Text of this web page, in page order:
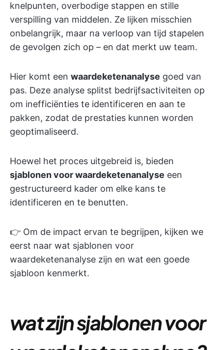
knelpunten, overbodige stappen en stille
verspilling van middelen. Ze lijken misschien
onbelangrijk, maar na verloop van tijd stapelen
de gevolgen zich op – en dat merkt uw team.
Hier komt een waardeketenanalyse goed van
pas. Deze analyse splitst bedrijfsactiviteiten op
om inefficiënties te identificeren en aan te
pakken, zodat de prestaties kunnen worden
geoptimaliseerd.
Hoewel het proces uitgebreid is, bieden
sjablonen voor waardeketenanalyse een
gestructureerd kader om elke kans te
identificeren en te benutten.
👉 Om de impact ervan te begrijpen, kijken we
eerst naar wat sjablonen voor
waardeketenanalyse zijn en wat een goede
sjabloon kenmerkt.
wat zijn sjablonen voor